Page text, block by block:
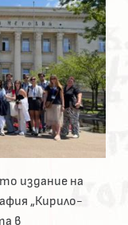
издание на
„Кирило-
в